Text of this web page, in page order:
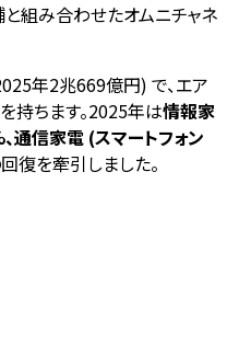
組み合わせたオムニチャネ
年2兆669億円) で、エア
持ちます。2025年は情報家
通信家電 (スマートフォン
復を牽引しました。